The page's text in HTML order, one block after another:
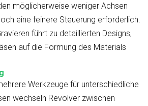
möglicherweise weniger Achsen
eine feinere Steuerung erforderlich.
führt zu detaillierten Designs,
auf die Formung des Materials
Werkzeuge für unterschiedliche
wechseln Revolver zwischen